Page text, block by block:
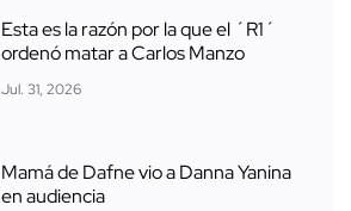
Esta es la razón por la que el ´R1´
ordenó matar a Carlos Manzo
Jul. 31, 2026
Mamá de Dafne vio a Danna Yanina
en audiencia